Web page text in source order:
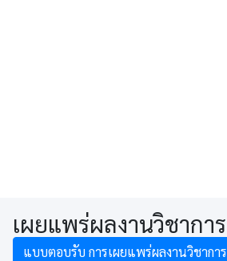
เผยแพร่ผลงานวิชาการ
แบบตอบรับ การเผยแพร่ผลงานวิชาการ